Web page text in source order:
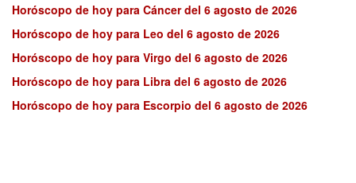
Horóscopo de hoy para Cáncer del 6 agosto de 2026
Horóscopo de hoy para Leo del 6 agosto de 2026
Horóscopo de hoy para Virgo del 6 agosto de 2026
Horóscopo de hoy para Libra del 6 agosto de 2026
Horóscopo de hoy para Escorpio del 6 agosto de 2026